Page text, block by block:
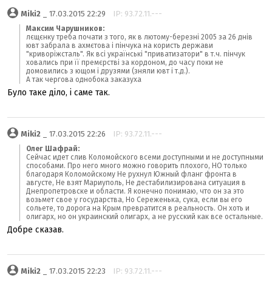
Miki2 _ 17.03.2015 22:29 IP: 93.72.11.---
Максим Чарушников:
лєщєнку треба почати з того, як в лютому-березні 2005 за 26 днів
ювт забрала в ахмєтова і пінчука на користь держави
"криворіжсталь". Як всі українські "приватизатори" в т.ч. пінчук
ховались при її премєрстві за кордоном, до часу поки не
домовились з ющом і друзями (зняли ювт і т.д.).
А так чергова однобока заказуха
Було таке діло, і саме так.
Miki2 _ 17.03.2015 22:26 IP: 93.72.11.---
Олег Шафрай:
Сейчас идет слив Коломойского всеми доступными и не доступными
способами. Про него много можно говорить плохого, НО только
благодаря Коломойскому Не рухнул Южный фланг фронта в
августе, Не взят Мариуполь, Не дестабилизирована ситуация в
Днепропетровске и области. Я конечно понимаю, что он за это
возьмет свое у государства, Но Сереженька, сука, если вы его
сольете, то дорога на Крым превратится в реальность. Он хоть и
олигарх, но он украинский олигарх, а не русский как все остальные.
Добре сказав.
Miki2 _ 17.03.2015 22:23 IP: 93.72.11.---